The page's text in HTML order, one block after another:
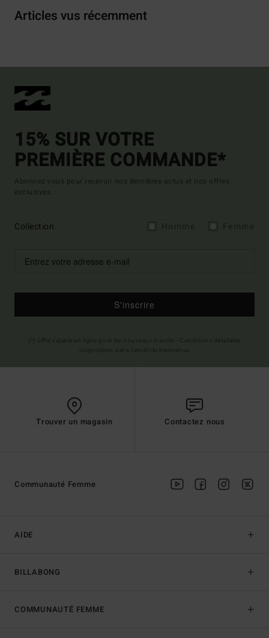
Articles vus récemment
15% SUR VOTRE
PREMIÈRE COMMANDE*
Abonnez-vous pour recevoir nos dernières actus et nos offres
exclusives.
Collection
S'inscrire
Trouver un magasin Contactez nous
AIDE
BILLABONG
Communauté Femme
COMMUNAUTÉ FEMME